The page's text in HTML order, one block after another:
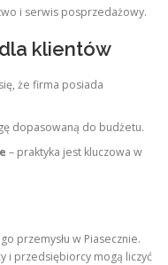
i serwis posprzedażowy.
klientów
że firma posiada
dopasowaną do budżetu.
– praktyka jest kluczowa w
przemysłu w Piasecznie.
i przedsiębiorcy mogą liczyć